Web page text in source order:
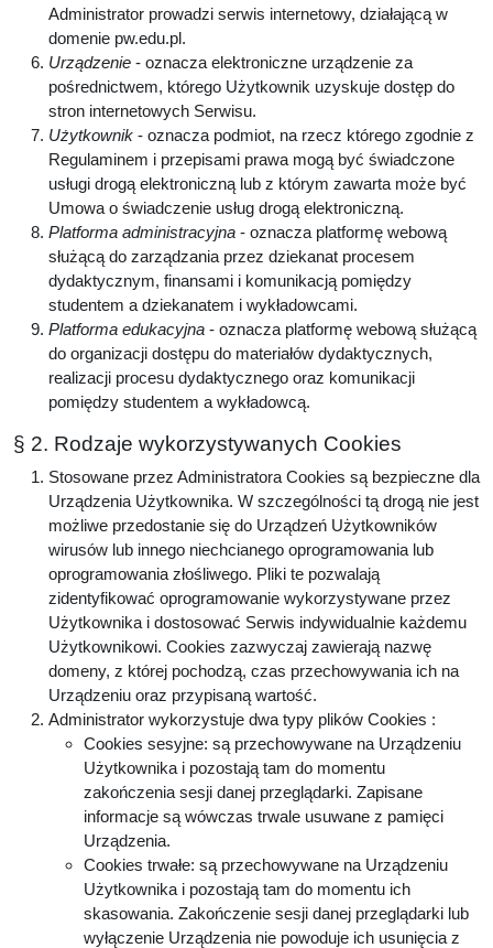
Administrator prowadzi serwis internetowy, działającą w
domenie pw.edu.pl.
Urządzenie - oznacza elektroniczne urządzenie za
pośrednictwem, którego Użytkownik uzyskuje dostęp do
stron internetowych Serwisu.
Użytkownik - oznacza podmiot, na rzecz którego zgodnie z
Regulaminem i przepisami prawa mogą być świadczone
usługi drogą elektroniczną lub z którym zawarta może być
Umowa o świadczenie usług drogą elektroniczną.
Platforma administracyjna - oznacza platformę webową
służącą do zarządzania przez dziekanat procesem
dydaktycznym, finansami i komunikacją pomiędzy
studentem a dziekanatem i wykładowcami.
Platforma edukacyjna - oznacza platformę webową służącą
do organizacji dostępu do materiałów dydaktycznych,
realizacji procesu dydaktycznego oraz komunikacji
pomiędzy studentem a wykładowcą.
§ 2. Rodzaje wykorzystywanych Cookies
Stosowane przez Administratora Cookies są bezpieczne dla
Urządzenia Użytkownika. W szczególności tą drogą nie jest
możliwe przedostanie się do Urządzeń Użytkowników
wirusów lub innego niechcianego oprogramowania lub
oprogramowania złośliwego. Pliki te pozwalają
zidentyfikować oprogramowanie wykorzystywane przez
Użytkownika i dostosować Serwis indywidualnie każdemu
Użytkownikowi. Cookies zazwyczaj zawierają nazwę
domeny, z której pochodzą, czas przechowywania ich na
Urządzeniu oraz przypisaną wartość.
Administrator wykorzystuje dwa typy plików Cookies :
Cookies sesyjne: są przechowywane na Urządzeniu
Użytkownika i pozostają tam do momentu
zakończenia sesji danej przeglądarki. Zapisane
informacje są wówczas trwale usuwane z pamięci
Urządzenia.
Cookies trwałe: są przechowywane na Urządzeniu
Użytkownika i pozostają tam do momentu ich
skasowania. Zakończenie sesji danej przeglądarki lub
wyłączenie Urządzenia nie powoduje ich usunięcia z